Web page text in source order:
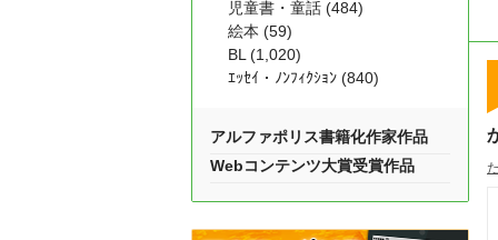
児童書・童話 (484)
絵本 (59)
BL (1,020)
ｴｯｾｲ・ﾉﾝﾌｨｸｼｮﾝ (840)
アルファポリス書籍化作家作品
Webコンテンツ大賞受賞作品